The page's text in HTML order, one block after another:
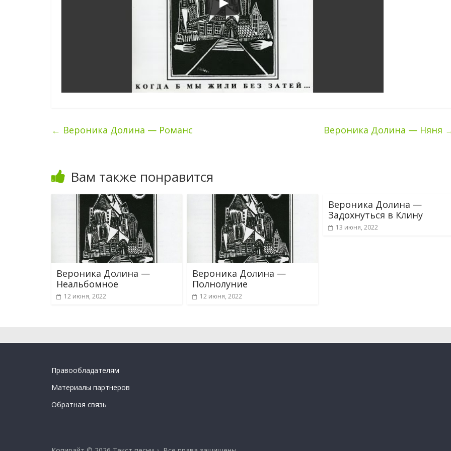
← Вероника Долина — Романс Вероника Долина — Няня
Вам также понравится
Вероника Долина —
Неальбомное
12 июня, 2022
Вероника Долина —
Полнолуние
12 июня, 2022
Вероника Долина —
Задохнуться в Клину
13 июня, 2022
Правообладателям
Материалы партнеров
Обратная связь